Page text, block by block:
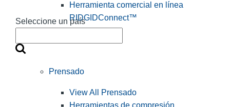
Seleccione un país
Herramienta comercial en línea
RIDGIDConnect™
Prensado
View All Prensado